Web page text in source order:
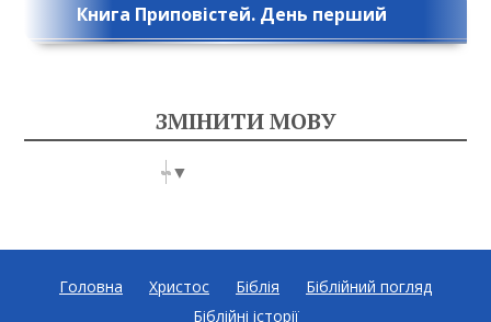
Книга Приповістей. День перший
ЗМІНИТИ МОВУ
Select Language ▼
Головна Христос Біблія
Біблійний погляд
Біблійні історії